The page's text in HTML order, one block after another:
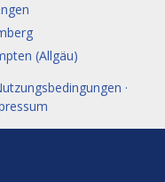
(Allgäu)
·